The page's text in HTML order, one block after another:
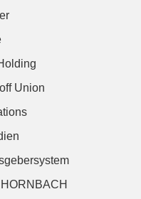
Union